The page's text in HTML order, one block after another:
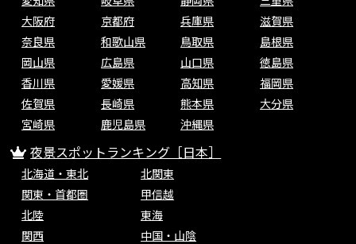
大阪府
京都府 兵庫県
滋賀県
奈良県
和歌山県 鳥取県
島根県
岡山県
広島県 山口県
徳島県
香川県
愛媛県 高知県
福岡県
佐賀県
長崎県 熊本県
大分県
宮崎県
鹿児島県 沖縄県
夜景スポットランキング［日本］
北海道・東北
北関東
関東・首都圏
甲信越
北陸
東海
関西
中国・山陰